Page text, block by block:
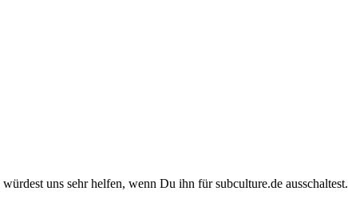
uns sehr helfen, wenn Du ihn für subculture.de ausschaltest.